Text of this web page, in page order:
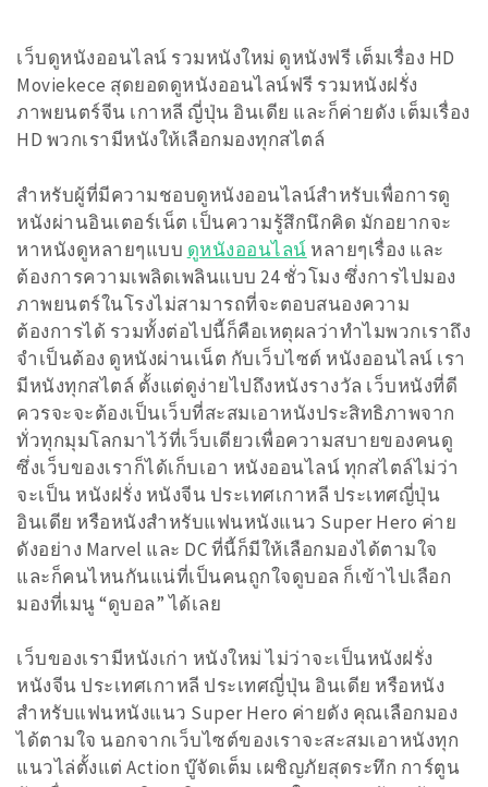
เว็บดูหนังออนไลน์ รวมหนังใหม่ ดูหนังฟรี เต็มเรื่อง HD
Moviekece สุดยอดดูหนังออนไลน์ฟรี รวมหนังฝรั่ง
ภาพยนตร์จีน เกาหลี ญี่ปุ่น อินเดีย และก็ค่ายดัง เต็มเรื่อง
HD พวกเรามีหนังให้เลือกมองทุกสไตล์
สำหรับผู้ที่มีความชอบดูหนังออนไลน์สำหรับเพื่อการดู
หนังผ่านอินเตอร์เน็ต เป็นความรู้สึกนึกคิด มักอยากจะ
หาหนังดูหลายๆแบบ ดูหนังออนไลน์ หลายๆเรื่อง และ
ต้องการความเพลิดเพลินแบบ 24 ชั่วโมง ซึ่งการไปมอง
ภาพยนตร์ในโรงไม่สามารถที่จะตอบสนองความ
ต้องการได้ รวมทั้งต่อไปนี้ก็คือเหตุผลว่าทำไมพวกเราถึง
จำเป็นต้อง ดูหนังผ่านเน็ต กับเว็บไซต์ หนังออนไลน์ เรา
มีหนังทุกสไตล์ ตั้งแต่ดูง่ายไปถึงหนังรางวัล เว็บหนังที่ดี
ควรจะจะต้องเป็นเว็บที่สะสมเอาหนังประสิทธิภาพจาก
ทั่วทุกมุมโลกมาไว้ที่เว็บเดียวเพื่อความสบายของคนดู
ซึ่งเว็บของเราก็ได้เก็บเอา หนังออนไลน์ ทุกสไตล์ไม่ว่า
จะเป็น หนังฝรั่ง หนังจีน ประเทศเกาหลี ประเทศญี่ปุ่น
อินเดีย หรือหนังสำหรับแฟนหนังแนว Super Hero ค่าย
ดังอย่าง Marvel และ DC ที่นี้ก็มีให้เลือกมองได้ตามใจ
และก็คนไหนกันแน่ที่เป็นคนถูกใจดูบอล ก็เข้าไปเลือก
มองที่เมนู “ดูบอล” ได้เลย
เว็บของเรามีหนังเก่า หนังใหม่ ไม่ว่าจะเป็นหนังฝรั่ง
หนังจีน ประเทศเกาหลี ประเทศญี่ปุ่น อินเดีย หรือหนัง
สำหรับแฟนหนังแนว Super Hero ค่ายดัง คุณเลือกมอง
ได้ตามใจ นอกจากเว็บไซต์ของเราจะสะสมเอาหนังทุก
แนวไล่ตั้งแต่ Action บู๊จัดเต็ม เผชิญภัยสุดระทึก การ์ตูน